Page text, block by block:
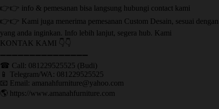
👉👉 info & pemesanan bisa langsung hubungi contact kami
👉👉 Kami juga menerima pemesanan Custom Desain, sesuai dengan
yang anda inginkan. Info lebih lanjut, segera hub. Kami
KONTAK KAMI 👇👇
➖➖➖➖➖➖➖➖➖➖➖➖➖➖➖ ㅤ
☎ Call: 081229525525 (Budi)
📱 Telegram/WA: 081229525525
📧 Email: amanahfurniture@yahoo.com
🌎 https://www.amanahfurniture.com